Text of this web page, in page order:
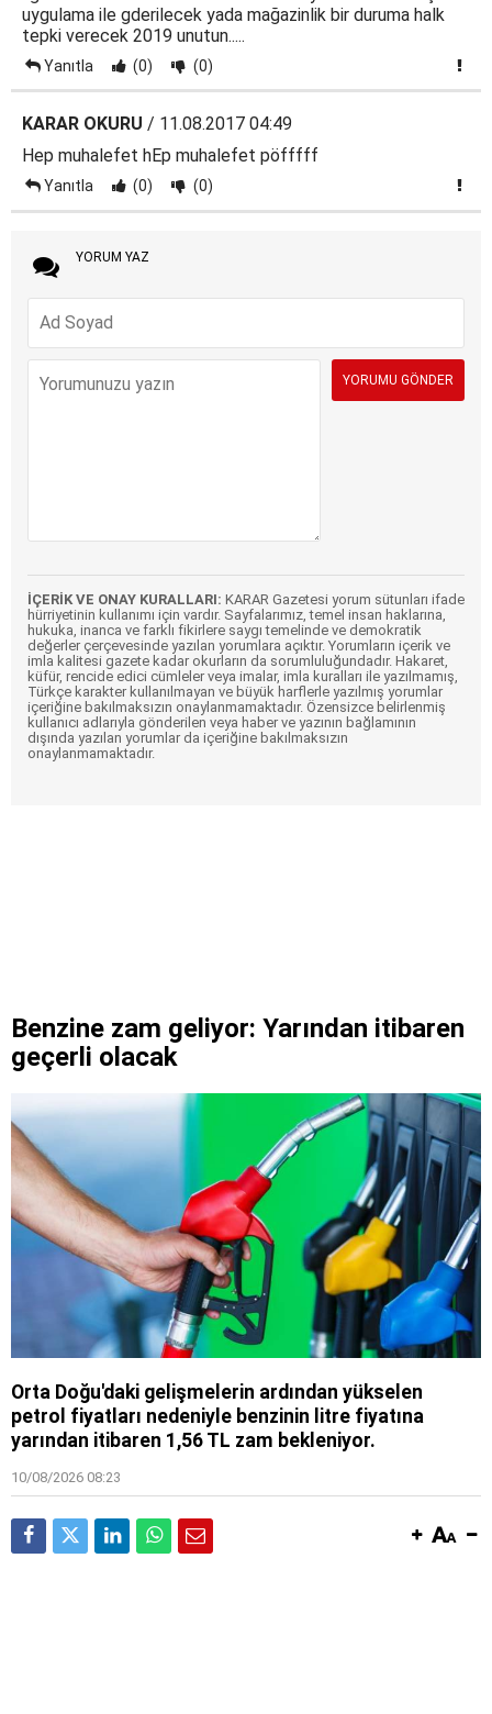
uygulama ile gderilecek yada mağazinlik bir duruma halk
tepki verecek 2019 unutun.....
Yanıtla (0) (0)
KARAR OKURU / 11.08.2017 04:49
Hep muhalefet hEp muhalefet pöfffff
Yanıtla (0) (0)
YORUM YAZ
İÇERİK VE ONAY KURALLARI: KARAR Gazetesi yorum sütunları ifade
hürriyetinin kullanımı için vardır. Sayfalarımız, temel insan haklarına,
hukuka, inanca ve farklı fikirlere saygı temelinde ve demokratik
değerler çerçevesinde yazılan yorumlara açıktır. Yorumların içerik ve
imla kalitesi gazete kadar okurların da sorumluluğundadır. Hakaret,
küfür, rencide edici cümleler veya imalar, imla kuralları ile yazılmamış,
Türkçe karakter kullanılmayan ve büyük harflerle yazılmış yorumlar
içeriğine bakılmaksızın onaylanmamaktadır. Özensizce belirlenmiş
kullanıcı adlarıyla gönderilen veya haber ve yazının bağlamının
dışında yazılan yorumlar da içeriğine bakılmaksızın
onaylanmamaktadır.
Benzine zam geliyor: Yarından itibaren
geçerli olacak
Orta Doğu'daki gelişmelerin ardından yükselen
petrol fiyatları nedeniyle benzinin litre fiyatına
yarından itibaren 1,56 TL zam bekleniyor.
10/08/2026 08:23